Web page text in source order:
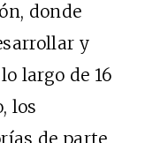
donde
y
largo de 16
los
de parte